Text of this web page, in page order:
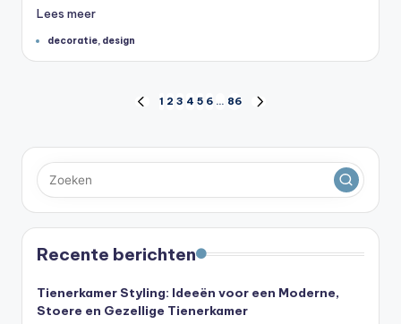
Lees meer
Tags:decoratie, design
Berichten
paginering
VORIGE
1 2 3 4 5 6 … 86
Recente berichten
Tienerkamer Styling: Ideeën voor een Moderne,
Stoere en Gezellige Tienerkamer